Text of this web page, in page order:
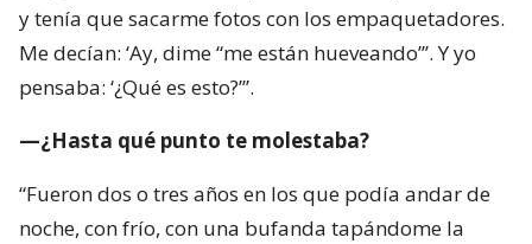
y tenía que sacarme fotos con los empaquetadores.
Me decían: ‘Ay, dime “me están hueveando”’. Y yo
pensaba: ‘¿Qué es esto?’”.
—¿Hasta qué punto te molestaba?
“Fueron dos o tres años en los que podía andar de
noche, con frío, con una bufanda tapándome la